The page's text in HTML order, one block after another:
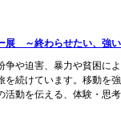
展 ～終わらせたい、強い
争や迫害、暴力や貧困に
を続けています。移動を
動を伝える、体験・思